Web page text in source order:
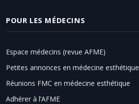
POUR LES MÉDECINS
Espace médecins (revue AFME)
Petites annonces en médecine esthétique
Réunions FMC en médecine esthétique
Adhérer à l’AFME